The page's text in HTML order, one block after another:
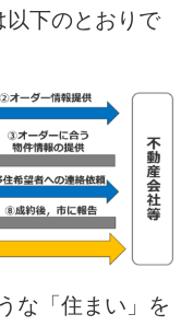
以下のとおりで
な「住まい」を